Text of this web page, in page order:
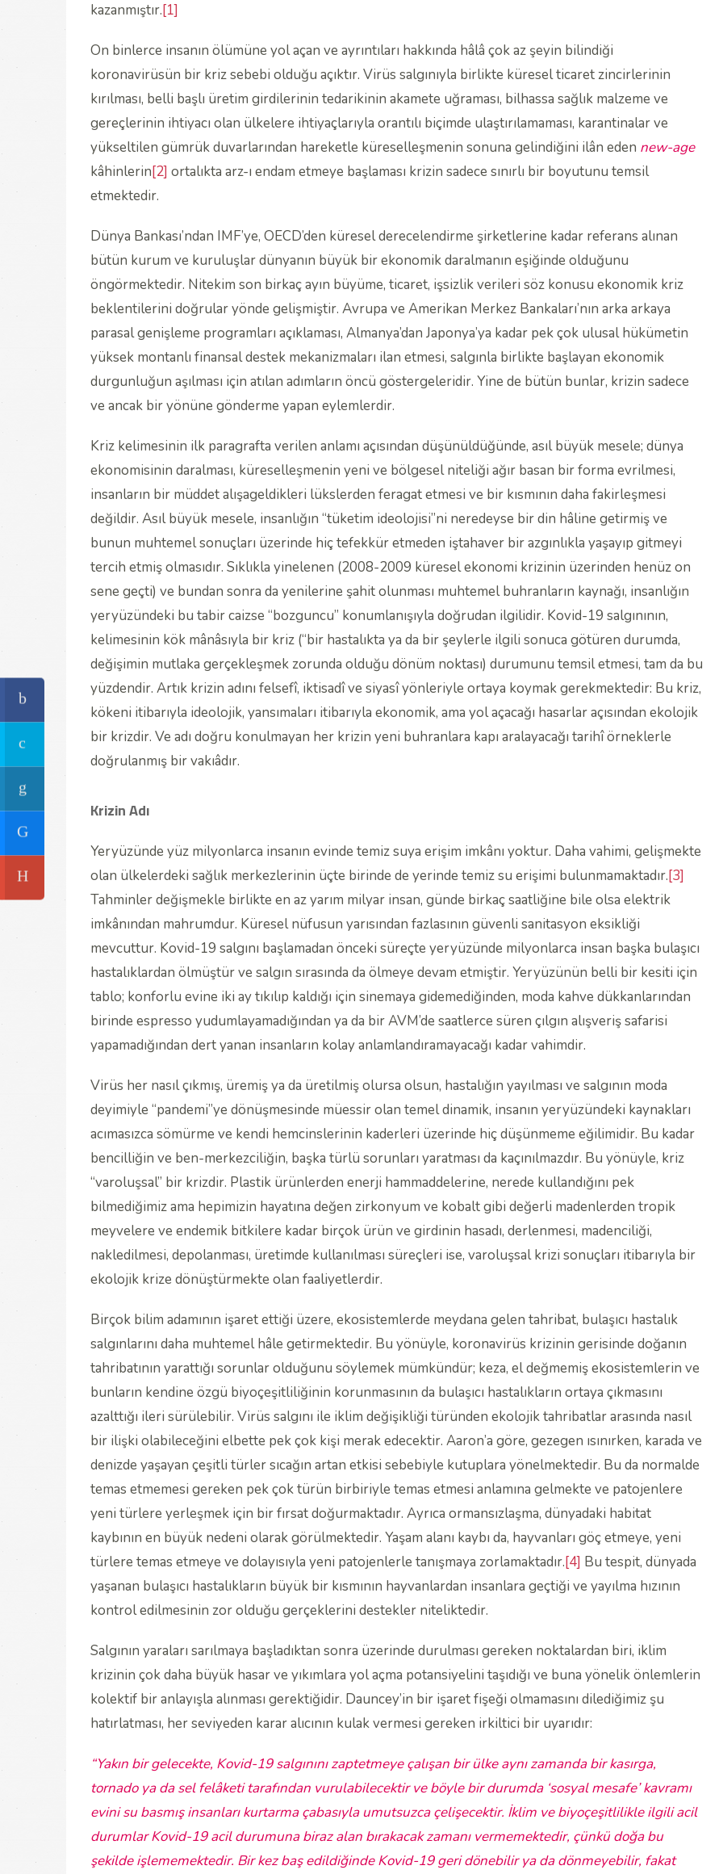
kazanmıştır.[1]
On binlerce insanın ölümüne yol açan ve ayrıntıları hakkında hâlâ çok az şeyin bilindiği
koronavirüsün bir kriz sebebi olduğu açıktır. Virüs salgınıyla birlikte küresel ticaret zincirlerinin
kırılması, belli başlı üretim girdilerinin tedarikinin akamete uğraması, bilhassa sağlık malzeme ve
gereçlerinin ihtiyacı olan ülkelere ihtiyaçlarıyla orantılı biçimde ulaştırılamaması, karantinalar ve
yükseltilen gümrük duvarlarından hareketle küreselleşmenin sonuna gelindiğini ilân eden new-age
kâhinlerin[2] ortalıkta arz-ı endam etmeye başlaması krizin sadece sınırlı bir boyutunu temsil
etmektedir.
Dünya Bankası’ndan IMF’ye, OECD’den küresel derecelendirme şirketlerine kadar referans alınan
bütün kurum ve kuruluşlar dünyanın büyük bir ekonomik daralmanın eşiğinde olduğunu
öngörmektedir. Nitekim son birkaç ayın büyüme, ticaret, işsizlik verileri söz konusu ekonomik kriz
beklentilerini doğrular yönde gelişmiştir. Avrupa ve Amerikan Merkez Bankaları’nın arka arkaya
parasal genişleme programları açıklaması, Almanya’dan Japonya’ya kadar pek çok ulusal hükümetin
yüksek montanlı finansal destek mekanizmaları ilan etmesi, salgınla birlikte başlayan ekonomik
durgunluğun aşılması için atılan adımların öncü göstergeleridir. Yine de bütün bunlar, krizin sadece
ve ancak bir yönüne gönderme yapan eylemlerdir.
Kriz kelimesinin ilk paragrafta verilen anlamı açısından düşünüldüğünde, asıl büyük mesele; dünya
ekonomisinin daralması, küreselleşmenin yeni ve bölgesel niteliği ağır basan bir forma evrilmesi,
insanların bir müddet alışageldikleri lükslerden feragat etmesi ve bir kısmının daha fakirleşmesi
değildir. Asıl büyük mesele, insanlığın “tüketim ideolojisi”ni neredeyse bir din hâline getirmiş ve
bunun muhtemel sonuçları üzerinde hiç tefekkür etmeden iştahaver bir azgınlıkla yaşayıp gitmeyi
tercih etmiş olmasıdır. Sıklıkla yinelenen (2008-2009 küresel ekonomi krizinin üzerinden henüz on
sene geçti) ve bundan sonra da yenilerine şahit olunması muhtemel buhranların kaynağı, insanlığın
yeryüzündeki bu tabir caizse “bozguncu” konumlanışıyla doğrudan ilgilidir. Kovid-19 salgınının,
kelimesinin kök mânâsıyla bir kriz (“bir hastalıkta ya da bir şeylerle ilgili sonuca götüren durumda,
değişimin mutlaka gerçekleşmek zorunda olduğu dönüm noktası) durumunu temsil etmesi, tam da bu
yüzdendir. Artık krizin adını felsefî, iktisadî ve siyasî yönleriyle ortaya koymak gerekmektedir: Bu kriz,
kökeni itibarıyla ideolojik, yansımaları itibarıyla ekonomik, ama yol açacağı hasarlar açısından ekolojik
bir krizdir. Ve adı doğru konulmayan her krizin yeni buhranlara kapı aralayacağı tarihî örneklerle
doğrulanmış bir vakıâdır.
Krizin Adı
Yeryüzünde yüz milyonlarca insanın evinde temiz suya erişim imkânı yoktur. Daha vahimi, gelişmekte
olan ülkelerdeki sağlık merkezlerinin üçte birinde de yerinde temiz su erişimi bulunmamaktadır.[3]
Tahminler değişmekle birlikte en az yarım milyar insan, günde birkaç saatliğine bile olsa elektrik
imkânından mahrumdur. Küresel nüfusun yarısından fazlasının güvenli sanitasyon eksikliği
mevcuttur. Kovid-19 salgını başlamadan önceki süreçte yeryüzünde milyonlarca insan başka bulaşıcı
hastalıklardan ölmüştür ve salgın sırasında da ölmeye devam etmiştir. Yeryüzünün belli bir kesiti için
tablo; konforlu evine iki ay tıkılıp kaldığı için sinemaya gidemediğinden, moda kahve dükkanlarından
birinde espresso yudumlayamadığından ya da bir AVM’de saatlerce süren çılgın alışveriş safarisi
yapamadığından dert yanan insanların kolay anlamlandıramayacağı kadar vahimdir.
Virüs her nasıl çıkmış, üremiş ya da üretilmiş olursa olsun, hastalığın yayılması ve salgının moda
deyimiyle “pandemi”ye dönüşmesinde müessir olan temel dinamik, insanın yeryüzündeki kaynakları
acımasızca sömürme ve kendi hemcinslerinin kaderleri üzerinde hiç düşünmeme eğilimidir. Bu kadar
bencilliğin ve ben-merkezciliğin, başka türlü sorunları yaratması da kaçınılmazdır. Bu yönüyle, kriz
“varoluşsal” bir krizdir. Plastik ürünlerden enerji hammaddelerine, nerede kullandığını pek
bilmediğimiz ama hepimizin hayatına değen zirkonyum ve kobalt gibi değerli madenlerden tropik
meyvelere ve endemik bitkilere kadar birçok ürün ve girdinin hasadı, derlenmesi, madenciliği,
nakledilmesi, depolanması, üretimde kullanılması süreçleri ise, varoluşsal krizi sonuçları itibarıyla bir
ekolojik krize dönüştürmekte olan faaliyetlerdir.
Birçok bilim adamının işaret ettiği üzere, ekosistemlerde meydana gelen tahribat, bulaşıcı hastalık
salgınlarını daha muhtemel hâle getirmektedir. Bu yönüyle, koronavirüs krizinin gerisinde doğanın
tahribatının yarattığı sorunlar olduğunu söylemek mümkündür; keza, el değmemiş ekosistemlerin ve
bunların kendine özgü biyoçeşitliliğinin korunmasının da bulaşıcı hastalıkların ortaya çıkmasını
azalttığı ileri sürülebilir. Virüs salgını ile iklim değişikliği türünden ekolojik tahribatlar arasında nasıl
bir ilişki olabileceğini elbette pek çok kişi merak edecektir. Aaron’a göre, gezegen ısınırken, karada ve
denizde yaşayan çeşitli türler sıcağın artan etkisi sebebiyle kutuplara yönelmektedir. Bu da normalde
temas etmemesi gereken pek çok türün birbiriyle temas etmesi anlamına gelmekte ve patojenlere
yeni türlere yerleşmek için bir fırsat doğurmaktadır. Ayrıca ormansızlaşma, dünyadaki habitat
kaybının en büyük nedeni olarak görülmektedir. Yaşam alanı kaybı da, hayvanları göç etmeye, yeni
türlere temas etmeye ve dolayısıyla yeni patojenlerle tanışmaya zorlamaktadır.[4] Bu tespit, dünyada
yaşanan bulaşıcı hastalıkların büyük bir kısmının hayvanlardan insanlara geçtiği ve yayılma hızının
kontrol edilmesinin zor olduğu gerçeklerini destekler niteliktedir.
Salgının yaraları sarılmaya başladıktan sonra üzerinde durulması gereken noktalardan biri, iklim
krizinin çok daha büyük hasar ve yıkımlara yol açma potansiyelini taşıdığı ve buna yönelik önlemlerin
kolektif bir anlayışla alınması gerektiğidir. Dauncey’in bir işaret fişeği olmamasını dilediğimiz şu
hatırlatması, her seviyeden karar alıcının kulak vermesi gereken irkiltici bir uyarıdır:
“Yakın bir gelecekte, Kovid-19 salgınını zaptetmeye çalışan bir ülke aynı zamanda bir kasırga,
tornado ya da sel felâketi tarafından vurulabilecektir ve böyle bir durumda ‘sosyal mesafe’ kavramı
evini su basmış insanları kurtarma çabasıyla umutsuzca çelişecektir. İklim ve biyoçeşitlilikle ilgili acil
durumlar Kovid-19 acil durumuna biraz alan bırakacak zamanı vermemektedir, çünkü doğa bu
şekilde işlememektedir. Bir kez baş edildiğinde Kovid-19 geri dönebilir ya da dönmeyebilir, fakat